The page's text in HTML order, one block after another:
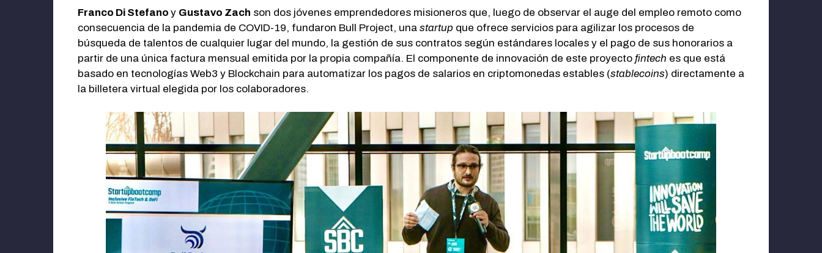
Franco Di Stefano y Gustavo Zach son dos jóvenes emprendedores misioneros que, luego de observar el auge del empleo remoto como
consecuencia de la pandemia de COVID-19, fundaron Bull Project, una startup que ofrece servicios para agilizar los procesos de
búsqueda de talentos de cualquier lugar del mundo, la gestión de sus contratos según estándares locales y el pago de sus honorarios a
partir de una única factura mensual emitida por la propia compañía. El componente de innovación de este proyecto fintech es que está
basado en tecnologías Web3 y Blockchain para automatizar los pagos de salarios en criptomonedas estables (stablecoins) directamente a
la billetera virtual elegida por los colaboradores.